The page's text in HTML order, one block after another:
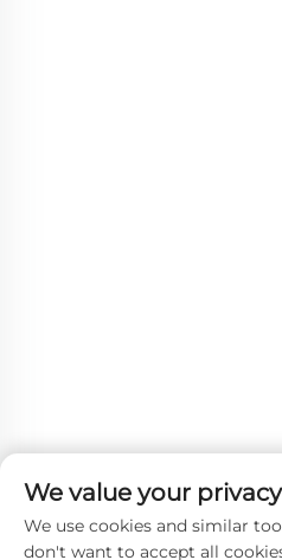
We value your privacy
We use cookies and similar
don't want to accept all